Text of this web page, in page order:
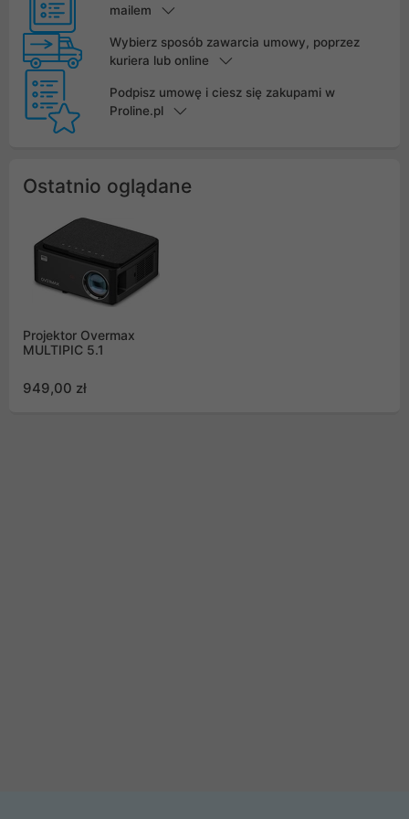
mailem
Wybierz sposób zawarcia umowy, poprzez
kuriera lub online
Podpisz umowę i ciesz się zakupami w
Proline.pl
Ostatnio oglądane
Projektor Overmax
MULTIPIC 5.1
949,00 zł